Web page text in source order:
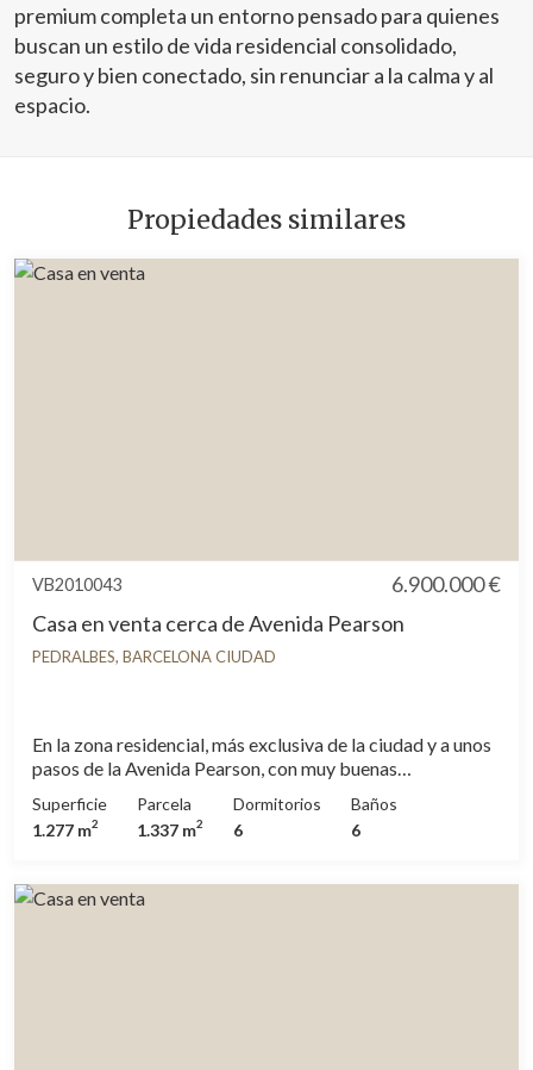
premium completa un entorno pensado para quienes
buscan un estilo de vida residencial consolidado,
seguro y bien conectado, sin renunciar a la calma y al
espacio.
Propiedades similares
VB2010043
6.900.000 €
Casa en venta cerca de Avenida Pearson
PEDRALBES, BARCELONA CIUDAD
En la zona residencial, más exclusiva de la ciudad y a unos
pasos de la Avenida Pearson, con muy buenas
cerca de los más prestigiosos colegios tanto nacionales
como internacionales, encontramos esta excelente
piscina exquisitamente cuidado y una iluminación
impecable. La propiedad muy luminosa con grandes
Superficie
1.277 m2
Parcela
1.337 m2
Dormitorios
6
Baños
6